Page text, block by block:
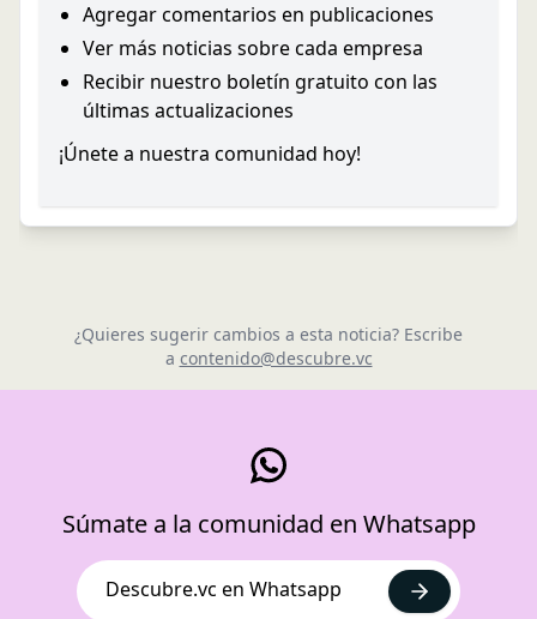
Agregar comentarios en publicaciones
Ver más noticias sobre cada empresa
Recibir nuestro boletín gratuito con las
últimas actualizaciones
¡Únete a nuestra comunidad hoy!
¿Quieres sugerir cambios a esta noticia? Escribe
a contenido@descubre.vc
Súmate a la comunidad en Whatsapp
Descubre.vc en Whatsapp